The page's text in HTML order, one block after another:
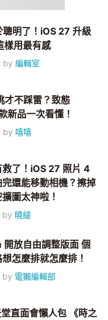
聰明了！iOS 27 升級
樣用最有感
by編輯室
才不踩雷？致態
新品一次看懂！
by 嘻嘻
救了！iOS 27 照片 4
還能移動相機？擦掉
圖太神啦！
by 曉緹
放自由調整版面 個
怎麼排就怎麼排！
by 電獺編輯部
直面會懶人包 《時之